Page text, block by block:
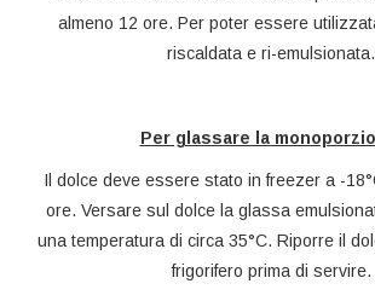
almeno 12 ore. Per poter essere
riscaldata e ri-emulsionata.
Per glassare la
Il dolce deve essere stato in freezer a -
ore. Versare sul dolce la glassa
una temperatura di circa 35°C. Riporre il
frigorifero prima di servire.